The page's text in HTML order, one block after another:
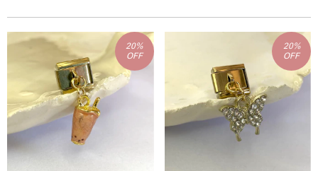
20%
OFF
20%
OFF